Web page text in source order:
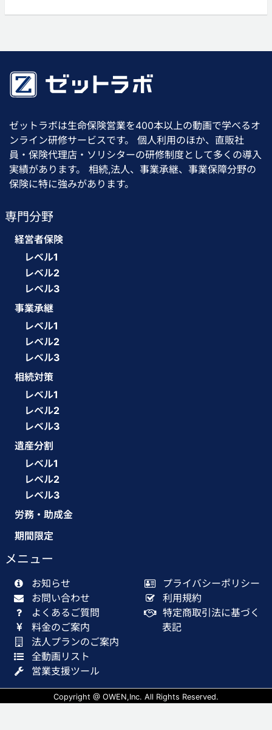
ゼットラボは生命保険営業を400本以上の動画で学べるオ
ンライン研修サービスです。 個人利用のほか、直販社
員・保険代理店・ソリシターの研修制度として多くの導入
実績があります。 相続,法人、事業承継、事業保障分野の
保険に特に強みがあります。
専門分野
経営者保険
レベル1
レベル2
レベル3
事業承継
レベル1
レベル2
レベル3
相続対策
レベル1
レベル2
レベル3
遺産分割
レベル1
レベル2
レベル3
労務・助成金
期間限定
メニュー
お知らせ
お問い合わせ
よくあるご質問
料金のご案内
法人プランのご案内
全動画リスト
営業支援ツール
プライバシーポリシー
利用規約
特定商取引法に基づく
表記
Copyright @ OWEN,Inc. All Rights Reserved.